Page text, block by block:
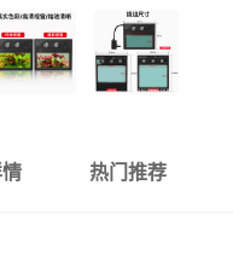
热门推荐